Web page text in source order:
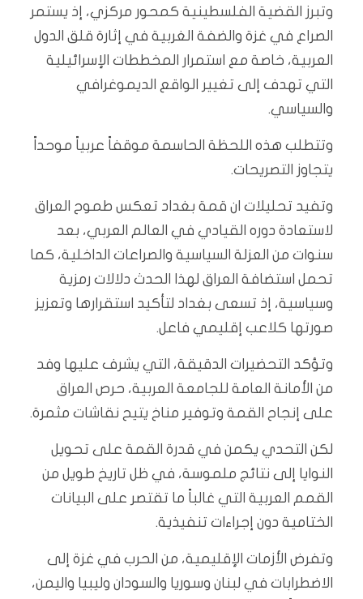
وتبرز القضية الفلسطينية كمحور مركزي، إذ يستمر
الصراع في غزة والضفة الغربية في إثارة قلق الدول
العربية، خاصة مع استمرار المخططات الإسرائيلية
التي تهدف إلى تغيير الواقع الديموغرافي
والسياسي.
وتتطلب هذه اللحظة الحاسمة موقفاً عربياً موحداً
يتجاوز التصريحات.
وتفيد تحليلات ان قمة بغداد تعكس طموح العراق
لاستعادة دوره القيادي في العالم العربي، بعد
سنوات من العزلة السياسية والصراعات الداخلية، كما
تحمل استضافة العراق لهذا الحدث دلالات رمزية
وسياسية، إذ تسعى بغداد لتأكيد استقرارها وتعزيز
صورتها كلاعب إقليمي فاعل.
وتؤكد التحضيرات الدقيقة، التي يشرف عليها وفد
من الأمانة العامة للجامعة العربية، حرص العراق
على إنجاح القمة وتوفير مناخ يتيح نقاشات مثمرة.
لكن التحدي يكمن في قدرة القمة على تحويل
النوايا إلى نتائج ملموسة، في ظل تاريخ طويل من
القمم العربية التي غالباً ما تقتصر على البيانات
الختامية دون إجراءات تنفيذية.
وتفرض الأزمات الإقليمية، من الحرب في غزة إلى
الاضطرابات في لبنان وسوريا والسودان وليبيا واليمن،